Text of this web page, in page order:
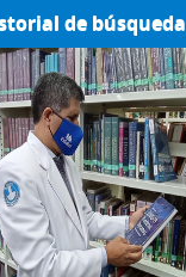
de búsqueda